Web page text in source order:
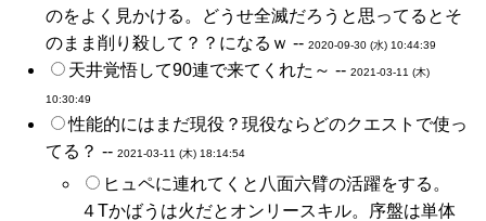
のをよく見かける。どうせ全滅だろうと思ってるとそ
のまま削り殺して？？になるｗ -- 2020-09-30 (水) 10:44:39
天井覚悟して90連で来てくれた～ -- 2021-03-11 (木)
10:30:49
性能的にはまだ現役？現役ならどのクエストで使っ
てる？ -- 2021-03-11 (木) 18:14:54
ヒュペに連れてくと八面六臂の活躍をする。
４Tかばうは火だとオンリースキル。序盤は単体